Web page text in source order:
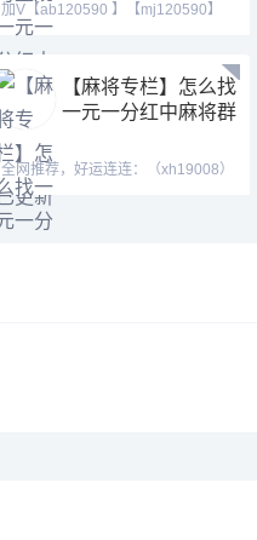
加V【ab120590 】【mj120590】
【tj525555】群主QQ:443
【麻将专栏】怎么找
一元一分红中麻将群
全网推荐，好运连连：（xh19008）
（ xh29008）【tj19008】红中麻将